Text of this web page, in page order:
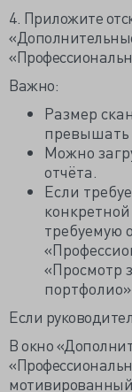
4. Приложите
Важно:
Размер
превышать
Можно
отчёта.
Если
требуемую
«Просмотр
Если
В окно
мотивированный